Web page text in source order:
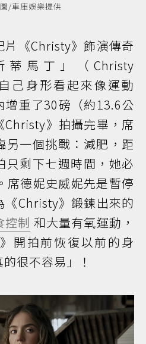
/車庫娛樂提供
片《Christy》飾演傳奇
馬丁」（Christy
己身形看起來像運動
增重了30磅（約13.6公
Christy》拍攝完畢，席
另一個挑戰：減肥，距
只剩下七週時間，她必
席德妮史威妮先是暫停
《Christy》鍛鍊出來的
控制 和大量有氧運動，
開拍前恢復以前的身
很不容易」！